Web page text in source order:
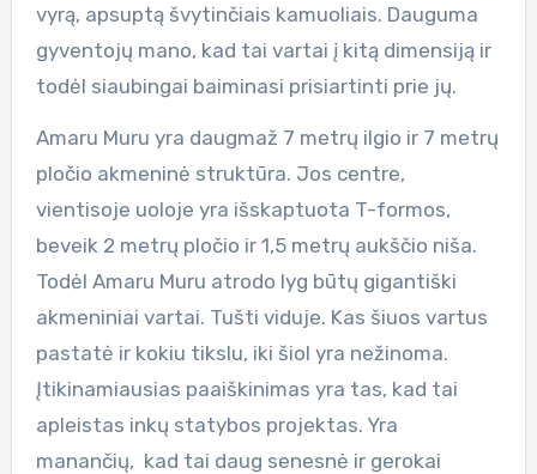
vyrą, apsuptą švytinčiais kamuoliais. Dauguma
gyventojų mano, kad tai vartai į kitą dimensiją ir
todėl siaubingai baiminasi prisiartinti prie jų.
Amaru Muru yra daugmaž 7 metrų ilgio ir 7 metrų
pločio akmeninė struktūra. Jos centre,
vientisoje uoloje yra išskaptuota T-formos,
beveik 2 metrų pločio ir 1,5 metrų aukščio niša.
Todėl Amaru Muru atrodo lyg būtų gigantiški
akmeniniai vartai. Tušti viduje. Kas šiuos vartus
pastatė ir kokiu tikslu, iki šiol yra nežinoma.
Įtikinamiausias paaiškinimas yra tas, kad tai
apleistas inkų statybos projektas. Yra
manančių, kad tai daug senesnė ir gerokai